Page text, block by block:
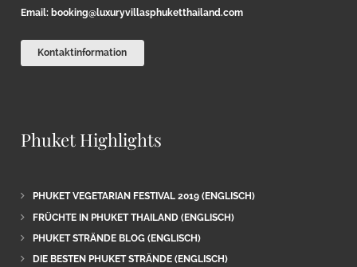
Email: booking@luxuryvillasphuketthailand.com
Kontaktinformation
Phuket Highlights
PHUKET VEGETARIAN FESTIVAL 2019 (ENGLISCH)
FRÜCHTE IN PHUKET THAILAND (ENGLISCH)
PHUKET STRÄNDE BLOG (ENGLISCH)
DIE BESTEN PHUKET STRÄNDE (ENGLISCH)